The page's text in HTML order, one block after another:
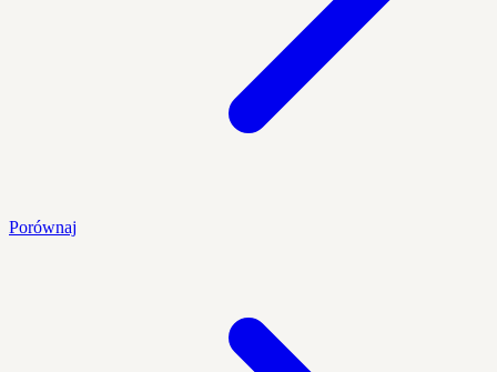
Porównaj